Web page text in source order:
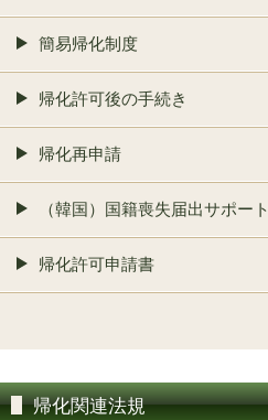
簡易帰化制度
帰化許可後の手続き
帰化再申請
（韓国）国籍喪失届出サポート
帰化許可申請書
帰化関連法規